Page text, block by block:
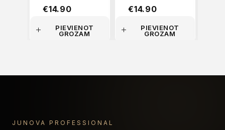
PIEVIENOT
GROZAM
€14.90
PIEVIENOT
GROZAM
€14.90
JUNOVA PROFESSIONAL